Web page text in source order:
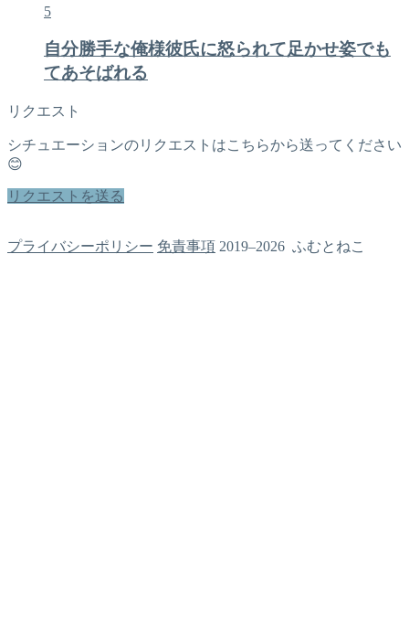
5
自分勝手な俺様彼氏に怒られて足かせ姿でも
てあそばれる
リクエスト
シチュエーションのリクエストはこちらから送ってください
😊
リクエストを送る
プライバシーポリシー 免責事項 2019–2026 ふむとねこ